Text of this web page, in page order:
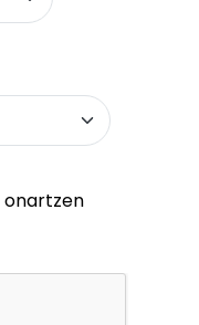
onartzen